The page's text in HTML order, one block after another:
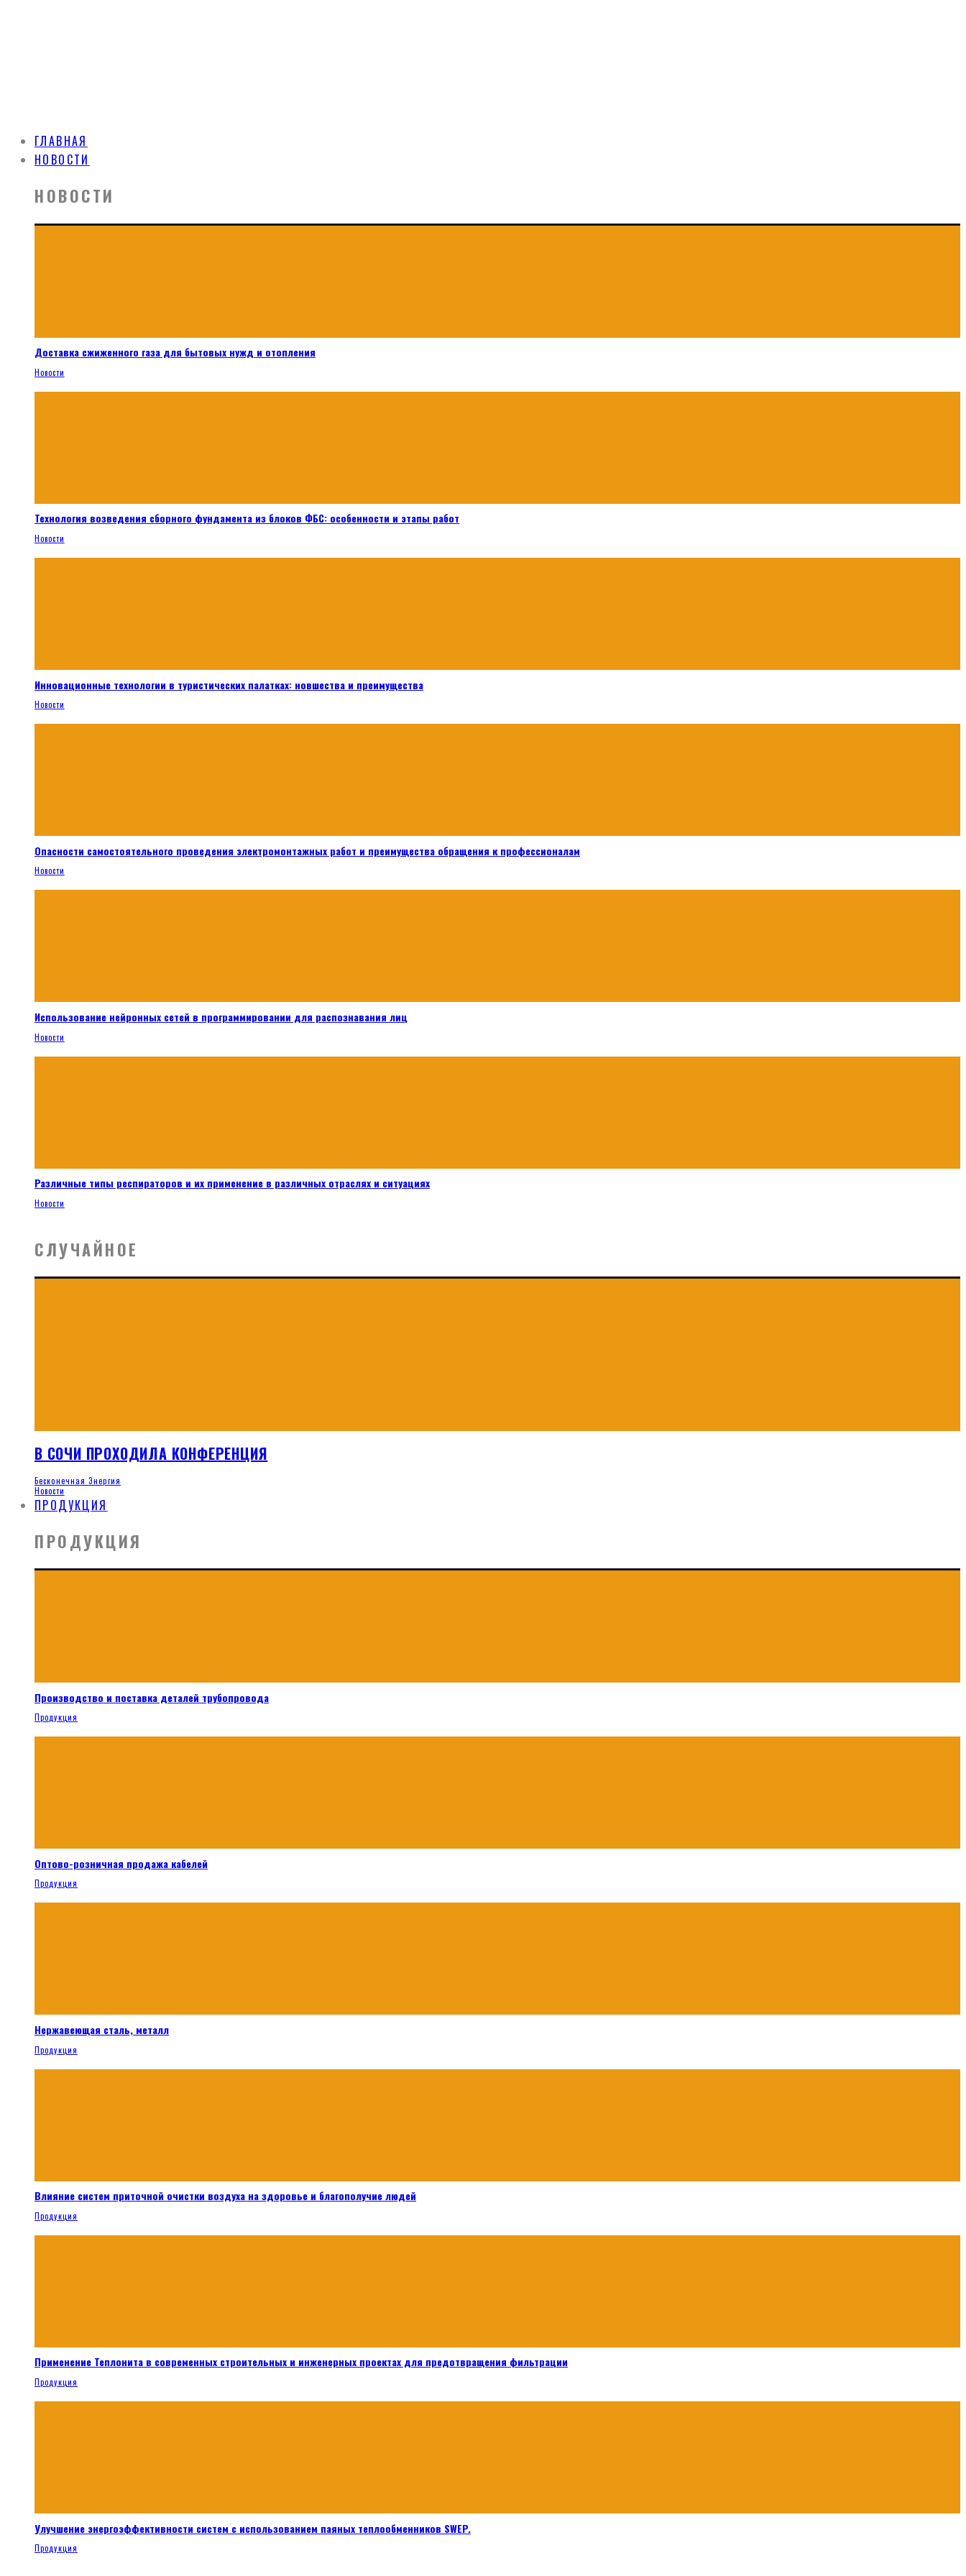
ГЛАВНАЯ
НОВОСТИ
НОВОСТИ
Доставка сжиженного газа для бытовых нужд и отопления
Новости
Технология возведения сборного фундамента из блоков ФБС: особенности и этапы работ
Новости
Инновационные технологии в туристических палатках: новшества и преимущества
Новости
Опасности самостоятельного проведения электромонтажных работ и преимущества обращения к профессионалам
Новости
Использование нейронных сетей в программировании для распознавания лиц
Новости
Различные типы респираторов и их применение в различных отраслях и ситуациях
Новости
СЛУЧАЙНОЕ
В СОЧИ ПРОХОДИЛА КОНФЕРЕНЦИЯ
Бесконечная Энергия
Новости
ПРОДУКЦИЯ
ПРОДУКЦИЯ
Производство и поставка деталей трубопровода
Продукция
Оптово-розничная продажа кабелей
Продукция
Нержавеющая сталь, металл
Продукция
Влияние систем приточной очистки воздуха на здоровье и благополучие людей
Продукция
Применение Теплонита в современных строительных и инженерных проектах для предотвращения фильтрации
Продукция
Улучшение энергоэффективности систем с использованием паяных теплообменников SWEP.
Продукция